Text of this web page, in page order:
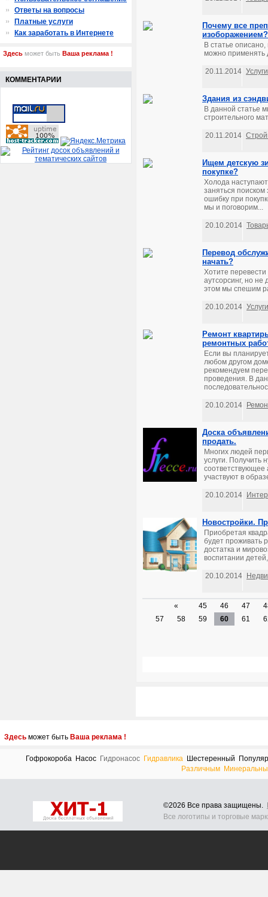
Почему все
изоборажением?
В статье
можно применять
20.11.2014 Услуги
Здания из
В данной статье
строительного
20.11.2014
Ищем детскую
покупке?
Холода
заняться
ошибку при
мы и поговорим...
20.10.2014
Перевод
начать?
Хотите
аутсорсинг, но не
этом мы спешим
20.10.2014 Услуги
Ремонт
ремонтных
Если вы
любом другом
рекомендуем
проведения. В
20.10.2014
Доска
продать.
Многих людей
услуги. Получить
соответствующее
участвуют в
20.10.2014
Новостройки.
Приобретая
будет проживать
достатка и
воспитании
20.10.2014
« 45 46 47
57
58 59 60 61
Ответы на вопросы
Платные услуги
Как заработать в Интернете
Здесь может быть Ваша реклама !
КОММЕНТАРИИ
Здесь может быть Ваша реклама !
Гофрокороба Насос Гидронасос Гидравлика Шестеренный
Различным
©2026 Все права защищены.
Все логотипы и торговые